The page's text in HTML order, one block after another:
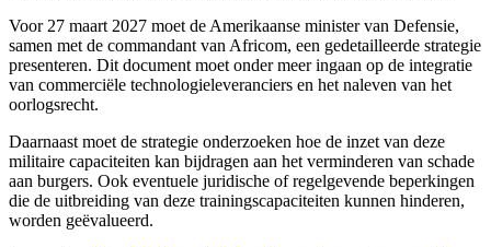
Voor 27 maart 2027 moet de Amerikaanse minister van Defensie,
samen met de commandant van Africom, een gedetailleerde strategie
presenteren. Dit document moet onder meer ingaan op de integratie
van commerciële technologieleveranciers en het naleven van het
oorlogsrecht.
Daarnaast moet de strategie onderzoeken hoe de inzet van deze
militaire capaciteiten kan bijdragen aan het verminderen van schade
aan burgers. Ook eventuele juridische of regelgevende beperkingen
die de uitbreiding van deze trainingscapaciteiten kunnen hinderen,
worden geëvalueerd.